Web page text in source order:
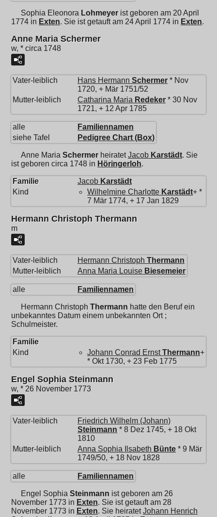
Sophia Eleonora Lohmeyer ist geboren am 20 April
1774 in Exten. Sie ist getauft am 24 April 1774 in Exten.
Anne Maria Schermer
w, * circa 1748
Vater-leiblich Hans Hermann Schermer * Nov
1720, + Mär 1751/52
Mutter-leiblich
Catharina Maria Redeker * 30 Nov
1721, + 12 Apr 1785
alle
Familiennamen
siehe Tafel
Pedigree Chart (Box)
Anne Maria Schermer heiratetJacob Karstädt. Sie
ist geboren circa 1748 in Höringerloh.
Familie Jacob Karstädt
Kind
Wilhelmine Charlotte Karstädt+ *
7 Mär 1774, + 17 Jan 1829
Hermann Christoph Thermann
m
Vater-leiblich Hermann Christoph Thermann
Mutter-leiblich
Anna Maria Louise Biesemeier
alle Familiennamen
Hermann Christoph Thermann hatte den Beruf ein
unbekanntes Datum einem unbekannten Ort ;
Schulmeister.
Familie
Kind
Johann Conrad Ernst Thermann+
* Okt 1730, + 23 Feb 1775
Engel Sophia Steinmann
w, * 26 November 1773
Vater-leiblich
Friedrich Wilhelm (Johann)
Steinmann * 8 Dez 1745, + 18 Okt
1810
Mutter-leiblich
Anna Sophia Ilsabeth Bünte * 9 Mär
1749/50, + 18 Nov 1828
alle Familiennamen
Engel Sophia Steinmann ist geboren am 26
November 1773 in Exten. Sie ist getauft am 28
November 1773 in Exten. Sie heiratetJohann Henrich